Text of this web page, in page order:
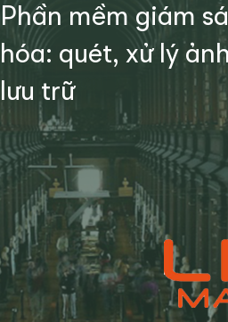
Phần mềm giám
hóa: quét, xử lý
lưu trữ